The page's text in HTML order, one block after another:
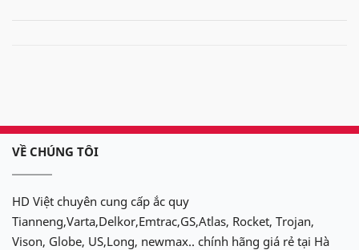
VỀ CHÚNG TÔI
HD Việt chuyên cung cấp ắc quy
Tianneng,Varta,Delkor,Emtrac,GS,Atlas, Rocket, Trojan,
Vison, Globe, US,Long, newmax.. chính hãng giá rẻ tại Hà